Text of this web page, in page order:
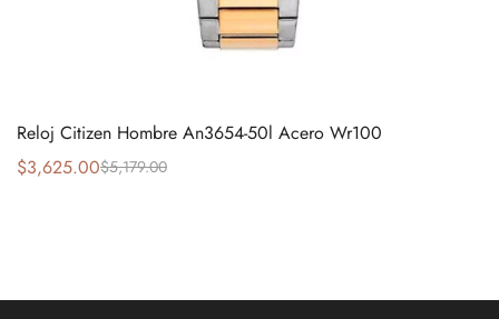
Reloj Citizen Hombre An3654-50l Acero Wr100
$5,179.00
$3,625.00